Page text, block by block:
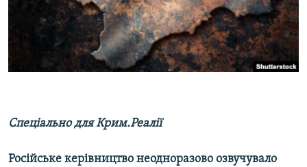
ВІДЕОУРОКИ «ELIFBE»
СВІДЧЕННЯ ОКУПАЦІЇ
УКРАЇНСЬКА ПРОБЛЕМА КРИМУ
Русский
Qırımtatar
Спеціально для Крим.Реалії
Російське керівництво неодноразово озвучувало